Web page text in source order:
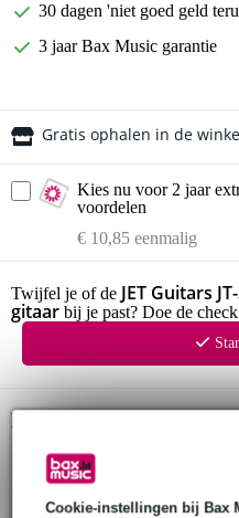
Cookie-instellingen bij Bax
30 dagen 'niet goed geld
3 jaar Bax Music garantie
Gratis ophalen in de
Kies nu voor 2 jaar
voordelen
€ 10,85 eenmalig
Twijfel je of de JET Guitars
gitaar bij je past? Doe de
Productinformatie
JET Guitars elektrische gitaar
model: JT-300
serie: 300 Series